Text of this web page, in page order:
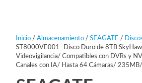
Inicio/ Almacenamiento/ SEAGATE /
ST8000VE001- Disco Duro de 8TB
Videovigilancia/ Compatibles con DVRs y
Canales con IA/ Hasta 64 Cámaras/